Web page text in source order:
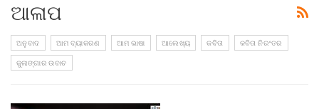
ଆଳାପ
ଅନୁବାଦ ଆମ ବ୍ୟାକରଣ ଆମ ଭାଷା ଆଲେଖ୍ୟ କବିତା
କବିତା ନିରଂତର
କୁଳାଙ୍ଗାର ଉବାଚ